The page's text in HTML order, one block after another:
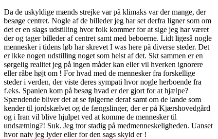
Da de uskyldige mænds strejke var på klimaks var der mange, der
besøge centret. Nogle af de billeder jeg har set derfra ligner som om
det er en slags udstilling hvor folk kommer for at sige jeg har været
der og tager billeder af centret samt med beboerne. Lidt ligeså nogle
mennesker i tidens løb har skrevet I was here på diverse steder. Det
er ikke nogen udstilling noget som helst af det. Skt sammen er en
sørgelig realitet jeg på ingen måder kan eller vil hverken ignorere
eller råbe højt om ! For hvad med de mennesker fra forskellige
steder i verden, der viste deres sympati hvor nogle herboende fra
f.eks. Spanien kom på besøg hvad er der gjort for at hjælpe?
Spændende bliver det at se følgerne deraf samt om de lande som
kender til jordskælvet og de fængslinger, der er på Kjærshovedgård
og i Iran vil blive hjulpet ved at komme de mennesker til
undsætning?! Suk. Jeg tror stadig på medmenneskeligheden. Uanset
hvor naiv jeg lyder eller for den sags skyld er !